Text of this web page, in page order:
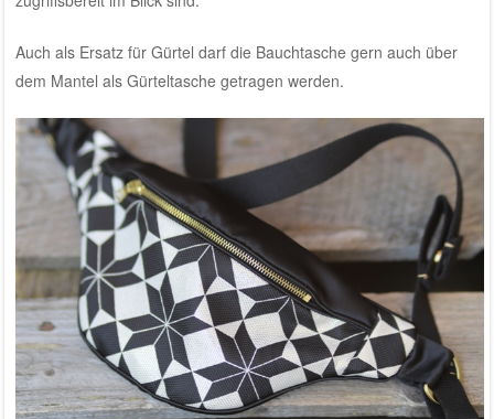
Auch als Ersatz für Gürtel darf die Bauchtasche gern auch über
dem Mantel als Gürteltasche getragen werden.